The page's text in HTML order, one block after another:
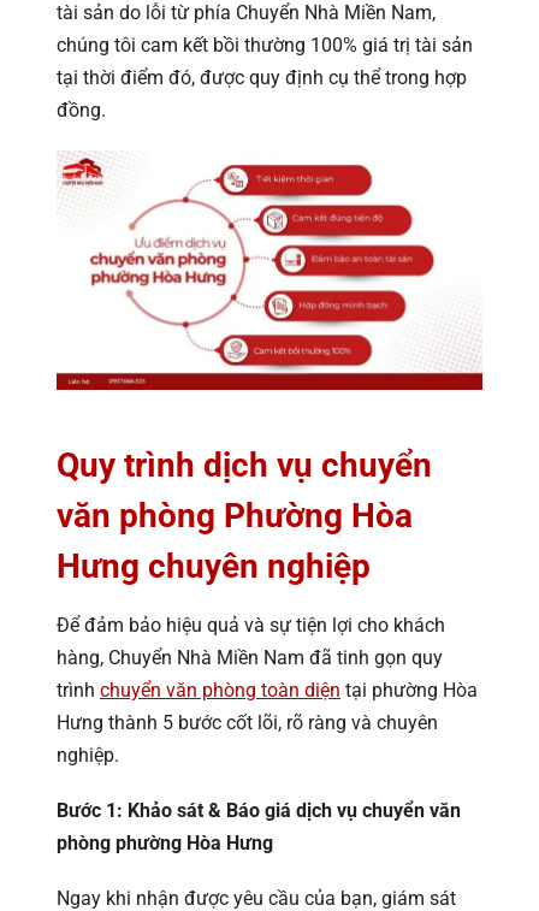
tài sản do lỗi từ phía Chuyển Nhà Miền Nam,
chúng tôi cam kết bồi thường 100% giá trị tài sản
tại thời điểm đó, được quy định cụ thể trong hợp
đồng.
Quy trình dịch vụ chuyển
văn phòng Phường Hòa
Hưng chuyên nghiệp
Để đảm bảo hiệu quả và sự tiện lợi cho khách
hàng, Chuyển Nhà Miền Nam đã tinh gọn quy
trình chuyển văn phòng toàn diện tại phường Hòa
Hưng thành 5 bước cốt lõi, rõ ràng và chuyên
nghiệp.
Bước 1: Khảo sát & Báo giá dịch vụ chuyển văn
phòng phường Hòa Hưng
Ngay khi nhận được yêu cầu của bạn, giám sát